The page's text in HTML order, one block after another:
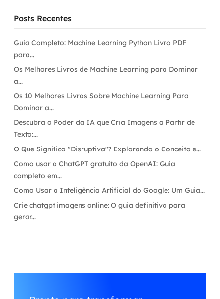
Posts Recentes
Guia Completo: Machine Learning Python Livro PDF
para...
Os Melhores Livros de Machine Learning para Dominar
a...
Os 10 Melhores Livros Sobre Machine Learning Para
Dominar a...
Descubra o Poder da IA que Cria Imagens a Partir de
Texto:...
O Que Significa "Disruptiva"? Explorando o Conceito e...
Como usar o ChatGPT gratuito da OpenAI: Guia
completo em...
Como Usar a Inteligência Artificial do Google: Um Guia...
Crie chatgpt imagens online: O guia definitivo para
gerar...